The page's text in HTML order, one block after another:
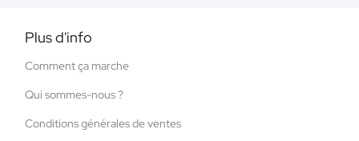
Plus d'info
Comment ça marche
Qui sommes-nous ?
Conditions générales de ventes